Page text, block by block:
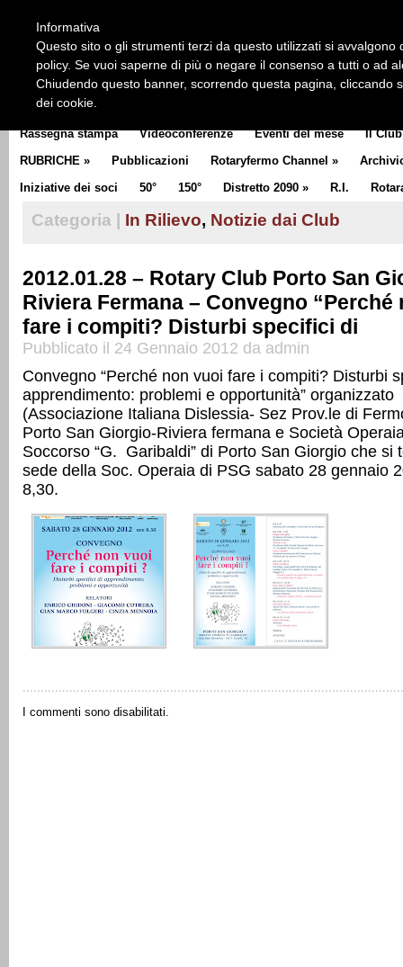
CLUB COMMUNICATOR
Rassegna stampa Videoconferenze Eventi del mese Il Club
RUBRICHE » Pubblicazioni Rotaryfermo Channel »
Iniziative dei soci
50° 150° Distretto 2090 » R.I.
Categoria | In Rilievo, Notizie dai Club
2012.01.28 – Rotary Club Porto San
Riviera Fermana – Convegno “Perché
fare i compiti? Disturbi specifici di
Pubblicato il 24 Gennaio 2012 da admin
Convegno “Perché non vuoi fare i compiti? Disturbi
apprendimento: problemi e opportunità” organizzato
(Associazione Italiana Dislessia- Sez Prov.le di
Porto San Giorgio-Riviera fermana e Società
Soccorso “G. Garibaldi” di Porto San Giorgio che si
sede della Soc. Operaia di PSG sabato 28 gennaio
8,30.
I commenti sono disabilitati.
Informativa
Questo sito o gli strumenti terzi da questo utilizzati si
policy. Se vuoi saperne di più o negare il consenso a tutti o ad
Chiudendo questo banner, scorrendo questa pagina, cliccando
dei cookie.